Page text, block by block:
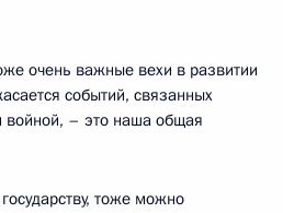
очень важные вехи в развитии
событий, связанных
войной, – это наша общая
тоже можно